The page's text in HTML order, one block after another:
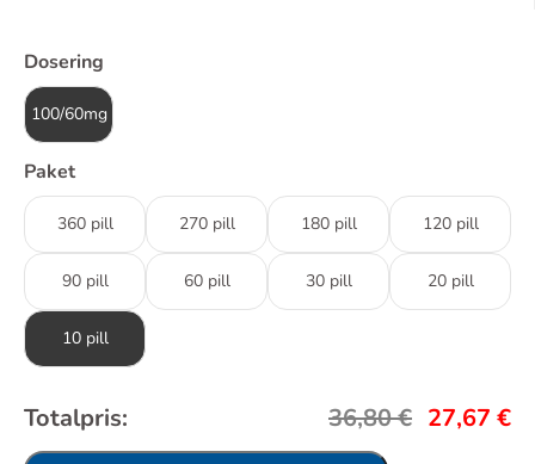
Dosering
100/60mg
Paket
360 pill 270 pill 180 pill 120 pill
90 pill 60 pill 30 pill 20 pill
10 pill
Totalpris: 36,80€ 27,67 €